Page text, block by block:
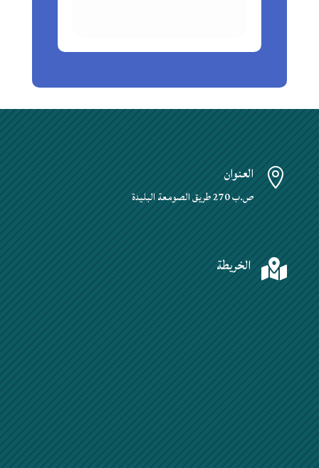
 العنوان
ص.ب 270 طريق الصومعة البليدة
 الخريطة